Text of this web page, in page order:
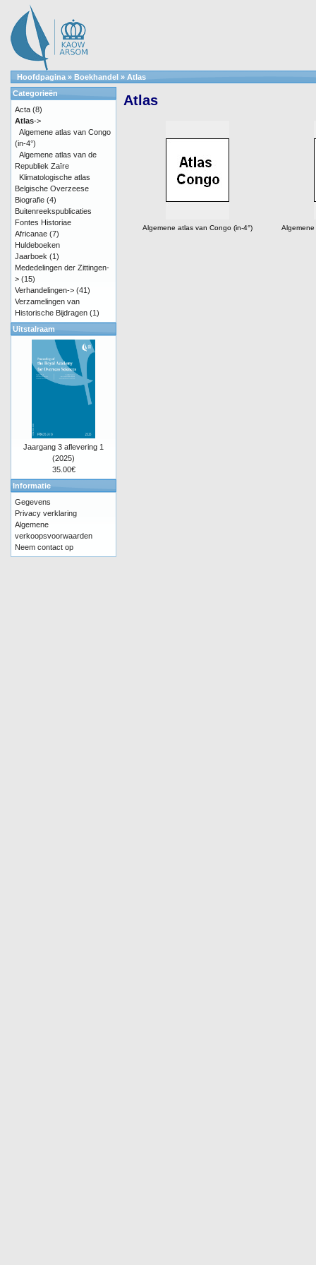
Hoofdpagina » Boekhandel » Atlas
Atlas
Algemene atlas van Congo (in-4°)
Categorieën
Acta (8)
Atlas->
Algemene atlas van Congo
(in-4°)
Algemene atlas van de
Republiek Zaïre
Klimatologische atlas
Belgische Overzeese
Biografie (4)
Buitenreekspublicaties
Fontes Historiae
Africanae (7)
Huldeboeken
Jaarboek (1)
Mededelingen der Zittingen-
> (15)
Verhandelingen-> (41)
Verzamelingen van
Historische Bijdragen (1)
Uitstalraam
Jaargang 3 aflevering 1
(2025)
35.00€
Informatie
Gegevens
Privacy verklaring
Algemene
verkoopsvoorwaarden
Neem contact op